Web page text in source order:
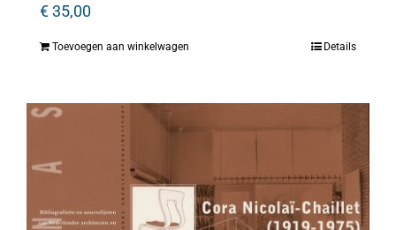
€35,00
Toevoegen aan winkelwagen Details